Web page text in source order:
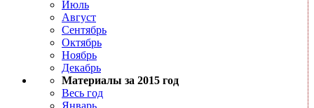
Июль
Август
Сентябрь
Октябрь
Ноябрь
Декабрь
Материалы за 2015 год
Весь год
Январь